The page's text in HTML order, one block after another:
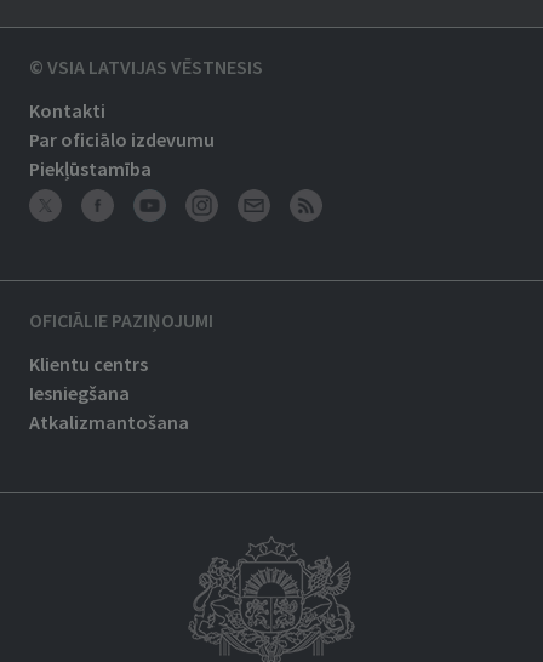
© VSIA LATVIJAS VĒSTNESIS
Kontakti
Par oficiālo izdevumu
Piekļūstamība
OFICIĀLIE PAZIŅOJUMI
Klientu centrs
Iesniegšana
Atkalizmantošana